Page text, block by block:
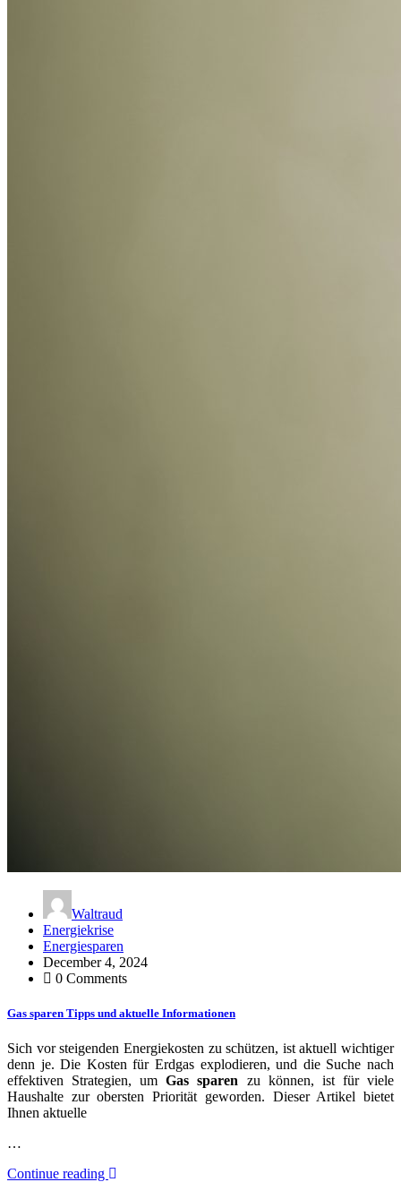
Waltraud
Energiekrise
Energiesparen
December 4, 2024
0 Comments
Gas sparen Tipps und aktuelle Informationen
Sich vor steigenden Energiekosten zu schützen, ist aktuell wichtiger
denn je. Die Kosten für Erdgas explodieren, und die Suche nach
effektiven Strategien, umGas sparen zu können, ist für viele
Haushalte zur obersten Priorität geworden. Dieser Artikel bietet
Ihnen aktuelle
…
Continue reading